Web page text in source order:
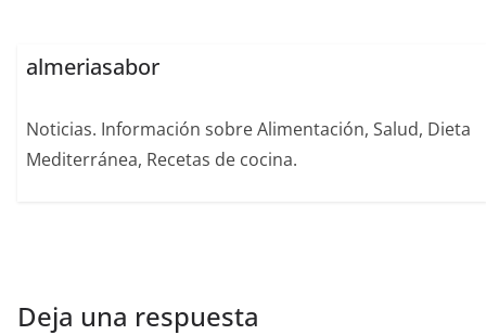
almeriasabor
Noticias. Información sobre Alimentación, Salud, Dieta
Mediterránea, Recetas de cocina.
Deja una respuesta